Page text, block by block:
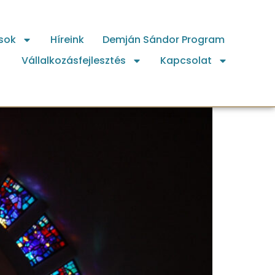
Híreink
Demján Sándor Program
Vállalkozásfejlesztés
Kapcsolat